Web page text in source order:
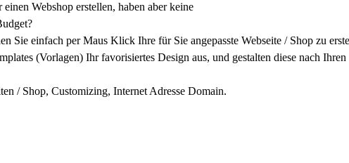
Webshop erstellen, haben aber keine
Sie einfach per Maus Klick Ihre für Sie angepasste Webseite / Shop zu
(Vorlagen) Ihr favorisiertes Design aus, und gestalten diese nach Ihren
/ Shop, Customizing, Internet Adresse Domain.